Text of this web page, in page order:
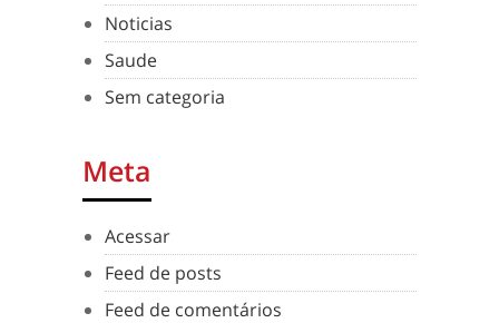
Noticias
Saude
Sem categoria
Meta
Acessar
Feed de posts
Feed de comentários